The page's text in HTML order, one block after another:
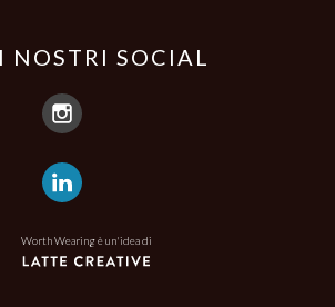
NOSTRI SOCIAL
Worth Wearing è un'idea di